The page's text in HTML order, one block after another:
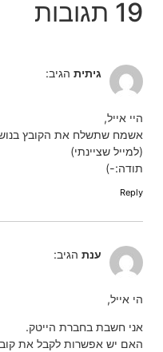
19 תגובות
גיתית הגיב:
היי אייל,
אשמח שתשלח את הקובץ
(למייל שציינתי)
תודה:-)
Reply
ענת הגיב:
הי אייל,
אני חשבת בחברת הייטק.
האם יש אפשרות לקבל את